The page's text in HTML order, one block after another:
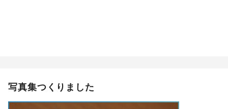
写真集つくりました